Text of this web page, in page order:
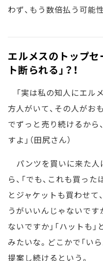
わず、もう数倍払う可能
エルメスのトップセ
ト断られる」？！
「実は私の知人にエル
方人がいて、その人がお
でずっと売り続けるから
すよ」（田尻さん）
パンツを買いに来た人
ら、「でも、これも買っ
とジャケットも買わせて
うがいいんじゃないです
ないですか」「ハットも」
みたいな。どこかで「い
提案し続けるという。